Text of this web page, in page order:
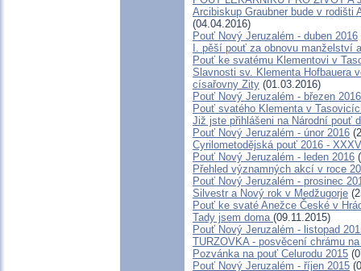
Arcibiskup Graubner bude v rodišti
(04.04.2016)
Pouť Nový Jeruzalém - duben 2016
I. pěší pouť za obnovu manželství
Pouť ke svatému Klementovi v
Slavnosti sv. Klementa Hofbauera
císařovny Zity (01.03.2016)
Pouť Nový Jeruzalém - březen 2016
Pouť svatého Klementa v
Již jste přihlášeni na Národní pouť
Pouť Nový Jeruzalém - únor 2016
Cyrilometodějská pouť 2016 -
Pouť Nový Jeruzalém - leden 2016
Přehled významných akcí v roce
Pouť Nový Jeruzalém - prosinec
Silvestr a Nový rok v Medžugorje
Pouť ke svaté Anežce České v
Tady jsem doma (09.11.2015)
Pouť Nový Jeruzalém - listopad
TURZOVKA - posvěcení chrámu
Pozvánka na pouť Celurodu 2015
Pouť Nový Jeruzalém - říjen 2015